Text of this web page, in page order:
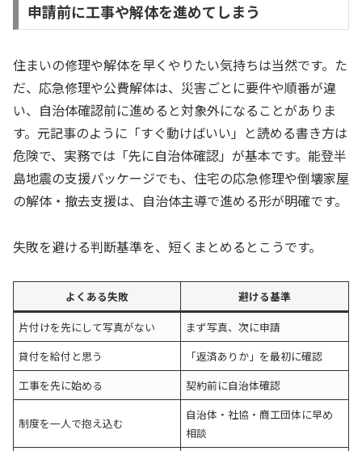
申請前に工事や解体を進めてしまう
住まいの修理や解体を早くやりたい気持ちは当然です。た
だ、応急修理や公費解体は、災害ごとに要件や順番が違
い、自治体確認前に進めると対象外になることがありま
す。元記事のように「すぐ動けばいい」と読める書き方は
危険で、実務では「先に自治体確認」が基本です。能登半
島地震の支援パッケージでも、住宅の応急修理や倒壊家屋
の解体・撤去支援は、自治体主導で進める形が明確です。
失敗を避ける判断基準を、短くまとめるとこうです。
よくある失敗
避ける基準
片付けを先にして写真がない
まず写真、次に申請
貸付を給付と思う
「返済ありか」を最初に確認
工事を先に始める
契約前に自治体確認
制度を一人で抱え込む
自治体・社協・商工団体に早め
相談